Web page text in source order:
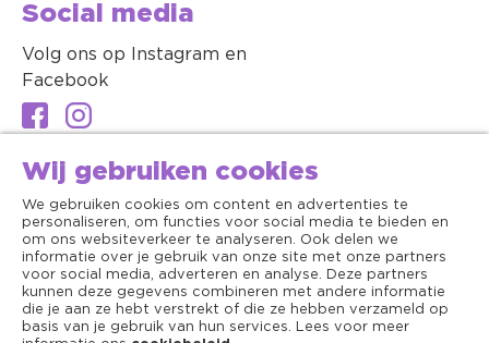
Social media
Volg ons op Instagram en
Facebook
Wij gebruiken cookies
We gebruiken cookies om content en advertenties te
personaliseren, om functies voor social media te bieden en
om ons websiteverkeer te analyseren. Ook delen we
informatie over je gebruik van onze site met onze partners
voor social media, adverteren en analyse. Deze partners
kunnen deze gegevens combineren met andere informatie
die je aan ze hebt verstrekt of die ze hebben verzameld op
basis van je gebruik van hun services. Lees voor meer